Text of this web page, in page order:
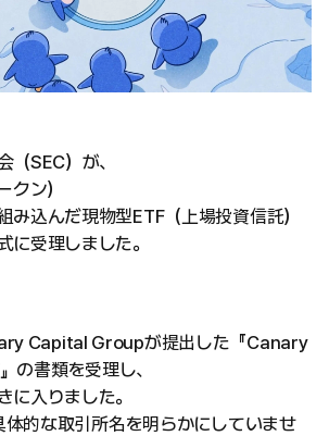
（SEC）が、
クン）
み込んだ現物型ETF（上場投資信託）
に受理しました。
Capital Groupが提出した『Canary
の書類を受理し、
に入りました。
的な取引所名を明らかにしていませ